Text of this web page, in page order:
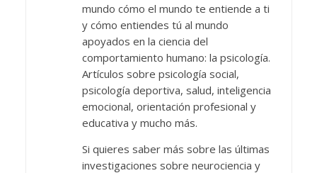
mundo cómo el mundo te entiende a ti
y cómo entiendes tú al mundo
apoyados en la ciencia del
comportamiento humano: la psicología.
Artículos sobre psicología social,
psicología deportiva, salud, inteligencia
emocional, orientación profesional y
educativa y mucho más.
Si quieres saber más sobre las últimas
investigaciones sobre neurociencia y